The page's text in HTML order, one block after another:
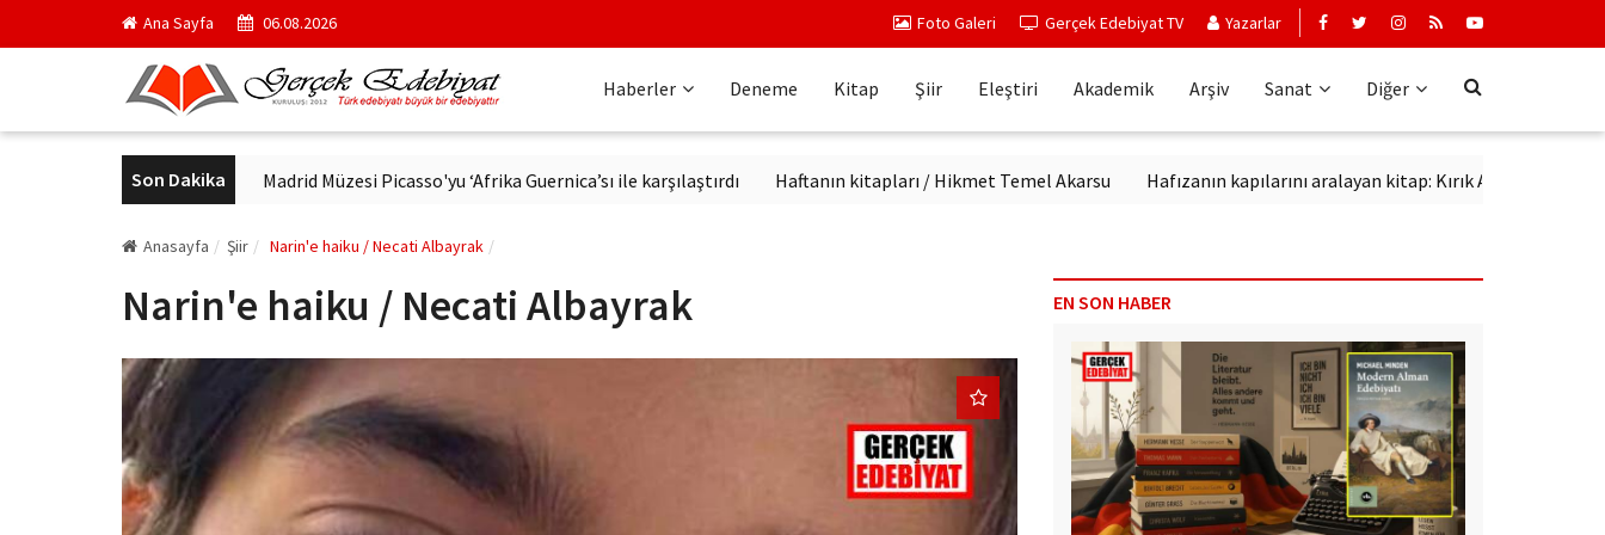
Ana Sayfa 06.08.2026 Foto Galeri Gerçek Edebiyat TV Yazarlar
Haberler Deneme Kitap Şiir Eleştiri Akademik Arşiv Sanat Diğer
Son Dakika
Alman Edebiyatı Madrid Müzesi Picasso'yu ‘Afrika Guernica’sı ile karşılaştırdı Haftanın kitapları / Hikmet Temel Akarsu Hafızanın kapılarını aralayan kitap: Kırık Anahtar
Anasayfa Şiir Narin'e haiku / Necati Albayrak
Narin'e haiku / Necati Albayrak EN SON HABER